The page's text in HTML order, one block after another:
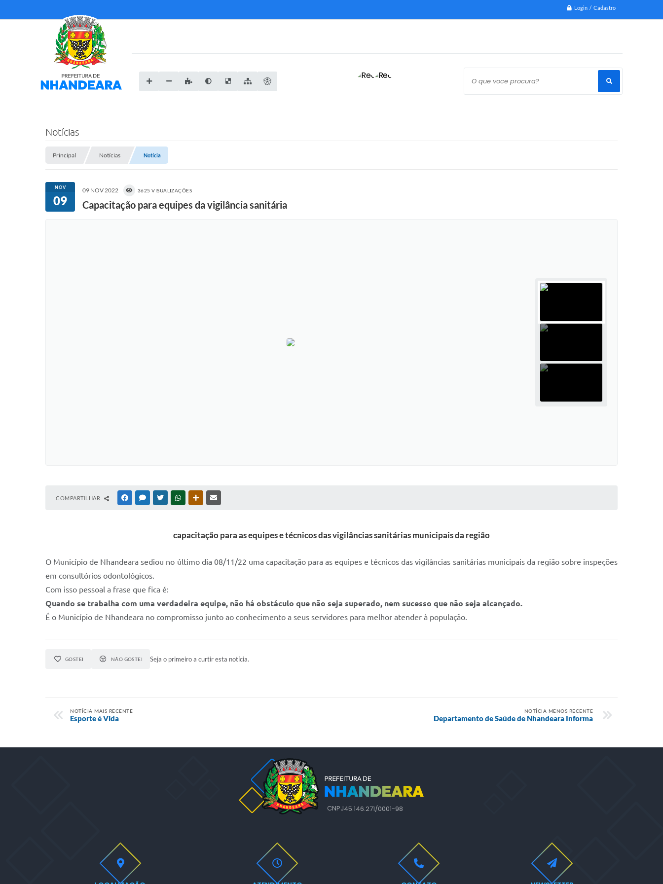
Login / Cadastro
O que voce procura?
Notícias
Principal Notícias Notícia
NOV
09
09 NOV 2022 3625 VISUALIZAÇÕES
Capacitação para equipes da vigilância sanitária
COMPARTILHAR FACEBOOKMESSENGER
TWITTERWHATSAPPOUTRAS MÍDIAS
capacitação para as equipes e técnicos das vigilâncias sanitárias municipais da região
O Município de Nhandeara sediou no último dia 08/11/22 uma capacitação para as equipes e técnicos das vigilâncias sanitárias municipais da região sobre inspeções
em consultórios odontológicos.
Com isso pessoal a frase que fica é:
Quando se trabalha com uma verdadeira equipe, não há obstáculo que não seja superado, nem sucesso que não seja alcançado.
É o Município de Nhandeara no compromisso junto ao conhecimento a seus servidores para melhor atender à população.
GOSTEI NÃO GOSTEI Seja o primeiro a curtir esta notícia.
NOTÍCIA MAIS RECENTE
Esporte é Vida
NOTÍCIA MENOS RECENTE
Departamento de Saúde de Nhandeara Informa
CNPJ45.146.271/0001-98